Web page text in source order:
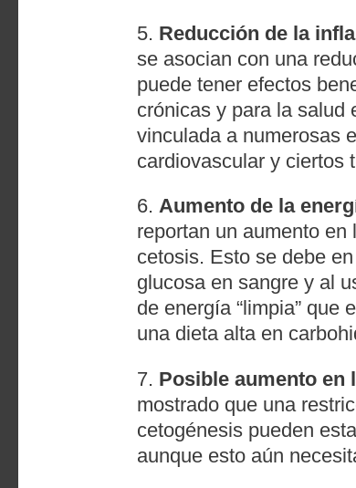
5. Reducción de la
se asocian con una
puede tener efectos
crónicas y para la salud
vinculada a numerosas
cardiovascular y ciertos
6.Aumento de la
reportan un aumento
cetosis. Esto se debe
glucosa en sangre y al
de energía “limpia” que
una dieta alta en
7. Posible aumento en
mostrado que una
cetogénesis pueden
aunque esto aún